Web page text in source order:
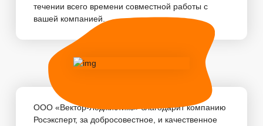
течении всего времени совместной работы с
вашей компанией. ...
ООО «Вектор-Лоджистикс» благодарит компанию
Росэксперт, за добросовестное, и качественное